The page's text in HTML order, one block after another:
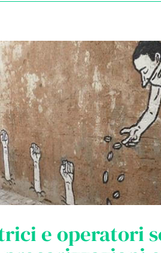
e operatori